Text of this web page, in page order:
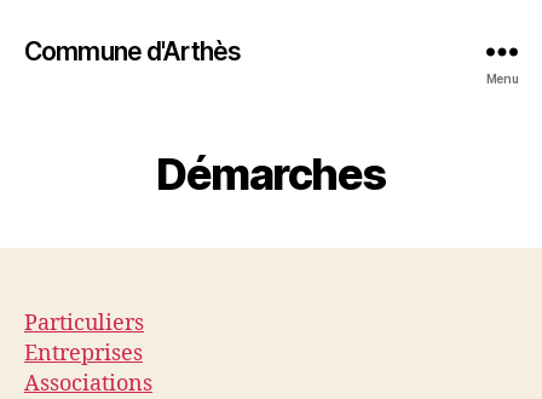
Commune d'Arthès
Menu
Démarches
Particuliers
Entreprises
Associations